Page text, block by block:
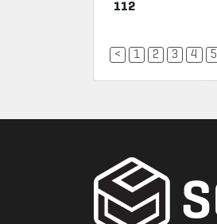
112
< 1 2 3 4 5